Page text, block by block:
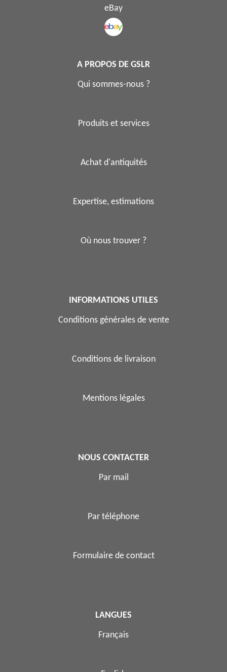
eBay
A PROPOS DE GSLR
Qui sommes-nous ?
Produits et services
Achat d'antiquités
Expertise, estimations
Où nous trouver ?
INFORMATIONS UTILES
Conditions générales de vente
Conditions de livraison
Mentions légales
NOUS CONTACTER
Par mail
Par téléphone
Formulaire de contact
LANGUES
Français